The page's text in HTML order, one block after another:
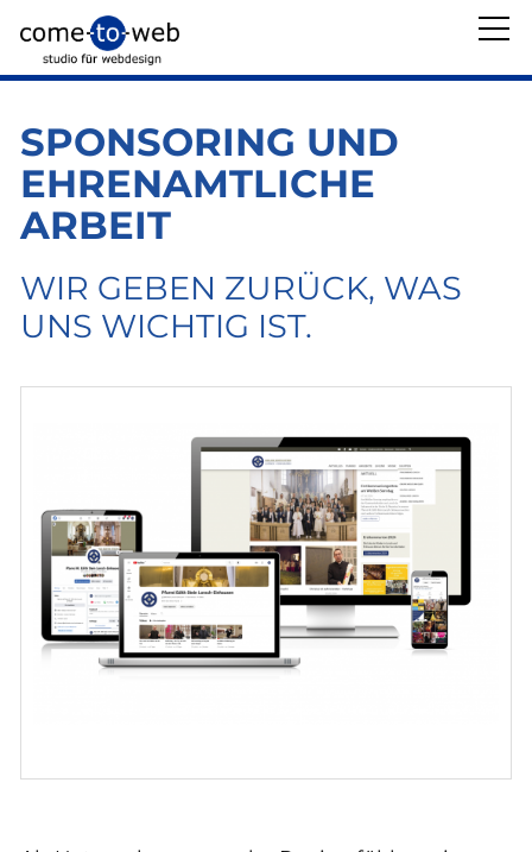
Über uns
Team
Sponsoring
Öffnungszeiten
Preise
Leistungen
Referenzen
Kontakt
SPONSORING UND
EHRENAMTLICHE
ARBEIT
WIR GEBEN ZURÜCK, WAS
UNS WICHTIG IST.